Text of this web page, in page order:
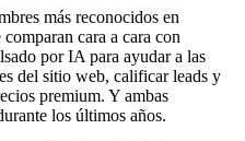
más reconocidos en
cara a cara con
por IA para ayudar a las
del sitio web, calificar leads y
premium. Y ambas
los últimos años.